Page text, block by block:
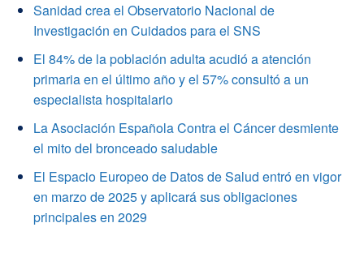
Sanidad crea el Observatorio Nacional de
Investigación en Cuidados para el SNS
El 84% de la población adulta acudió a atención
primaria en el último año y el 57% consultó a un
especialista hospitalario
La Asociación Española Contra el Cáncer desmiente
el mito del bronceado saludable
El Espacio Europeo de Datos de Salud entró en vigor
en marzo de 2025 y aplicará sus obligaciones
principales en 2029